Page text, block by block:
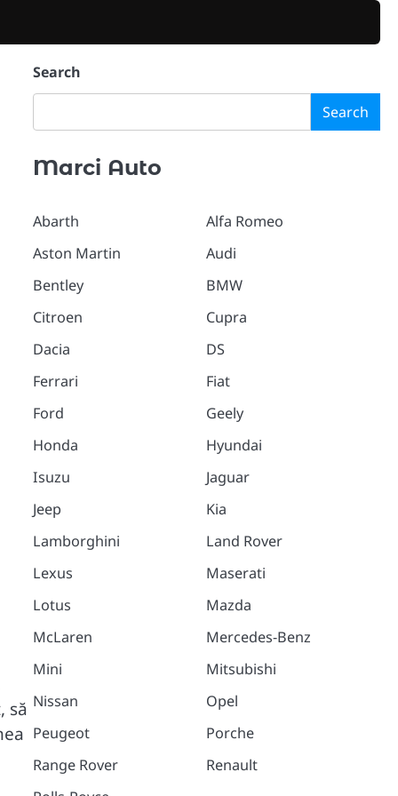
să
Search
Search
Marci Auto
Abarth
Aston Martin
Bentley
Citroen
Dacia
Ferrari
Ford
Honda
Isuzu
Jeep
Lamborghini
Lexus
Lotus
McLaren
Mini
Nissan
Peugeot
Range Rover
Alfa Romeo
Audi
BMW
Cupra
DS
Fiat
Geely
Hyundai
Jaguar
Kia
Land Rover
Maserati
Mazda
Mercedes-Benz
Mitsubishi
Opel
Porche
Renault